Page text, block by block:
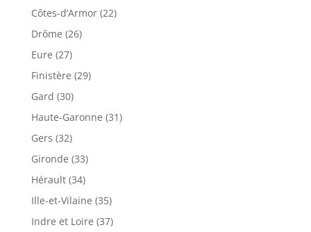
Côtes-d’Armor (22)
Drôme (26)
Eure (27)
Finistère (29)
Gard (30)
Haute-Garonne (31)
Gers (32)
Gironde (33)
Hérault (34)
Ille-et-Vilaine (35)
Indre et Loire (37)